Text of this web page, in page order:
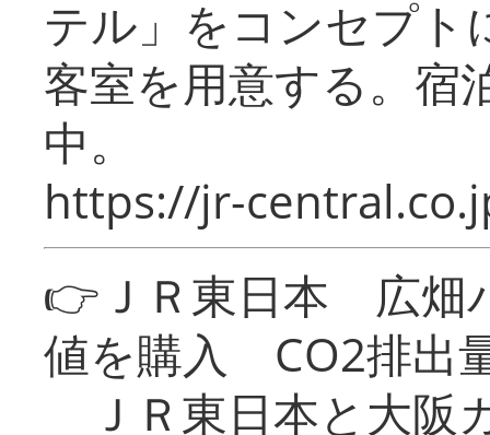
テル」をコンセプト
客室を用意する。宿
中。
https://jr-
👉ＪＲ東日本 広畑
値を購入 CO2排出
ＪＲ東日本と大阪